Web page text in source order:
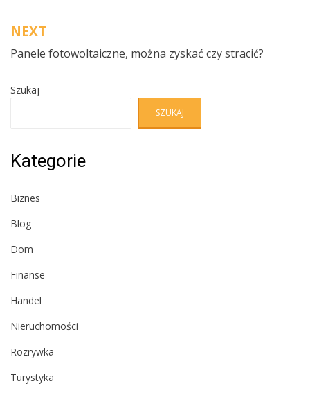
wpisu
NEXT
Panele fotowoltaiczne, można zyskać czy stracić?
Szukaj
SZUKAJ
Kategorie
Biznes
Blog
Dom
Finanse
Handel
Nieruchomości
Rozrywka
Turystyka